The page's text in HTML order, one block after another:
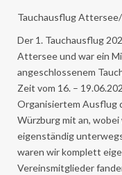
Tauchausflug
Der 1. Tauchausflug
Attersee und war ein
angeschlossenem
Zeit vom 16. –
Organisiertem Ausflug
Würzburg mit an,
eigenständig
waren wir komplett
Vereinsmitglieder